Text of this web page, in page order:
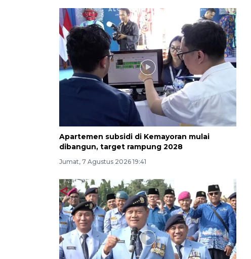
Apartemen subsidi di Kemayoran mulai
dibangun, target rampung 2028
Jumat, 7 Agustus 2026 19:41